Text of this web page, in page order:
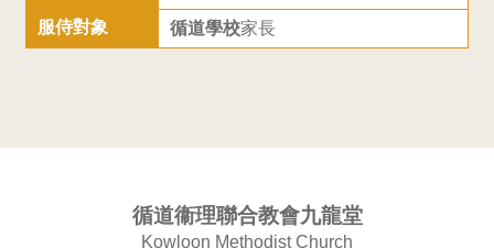
服侍對象
循道學校家長
循道衞理聯合教會九龍堂
Kowloon Methodist Church